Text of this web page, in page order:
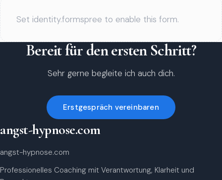
Set identity.formspree to enable this form.
Bereit für den ersten Schritt?
Sehr gerne begleite ich auch dich.
Erstgespräch vereinbaren
angst-hypnose.com
angst-hypnose.com
Professionelles Coaching mit Verantwortung, Klarheit und